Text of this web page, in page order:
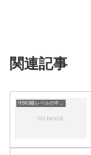
関連記事